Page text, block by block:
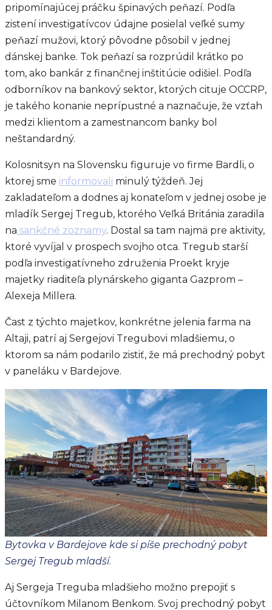
pripomínajúcej práčku špinavých peňazí. Podľa
zistení investigatívcov údajne posielal veľké sumy
peňazí mužovi, ktorý pôvodne pôsobil v jednej
dánskej banke. Tok peňazí sa rozprúdil krátko po
tom, ako bankár z finančnej inštitúcie odišiel. Podľa
odborníkov na bankový sektor, ktorých cituje OCCRP,
je takého konanie neprípustné a naznačuje, že vzťah
medzi klientom a zamestnancom banky bol
neštandardný.
Kolosnitsyn na Slovensku figuruje vo firme Bardli, o
ktorej sme informovali minulý týždeň. Jej
zakladateľom a dodnes aj konateľom v jednej osobe je
mladík Sergej Tregub, ktorého Veľká Británia zaradila
na sankčné zoznamy. Dostal sa tam najmä pre aktivity,
ktoré vyvíjal v prospech svojho otca. Tregub starší
podľa investigatívneho združenia Proekt kryje
majetky riaditeľa plynárskeho giganta Gazprom –
Alexeja Millera.
Čast z týchto majetkov, konkrétne jelenia farma na
Altaji, patrí aj Sergejovi Tregubovi mladšiemu, o
ktorom sa nám podarilo zistiť, že má prechodný pobyt
v paneláku v Bardejove.
Bytovka v Bardejove kde si píše prechodný pobyt
Sergej Tregub mladší.
Aj Sergeja Treguba mladšieho možno prepojiť s
účtovníkom Milanom Benkom. Svoj prechodný pobyt